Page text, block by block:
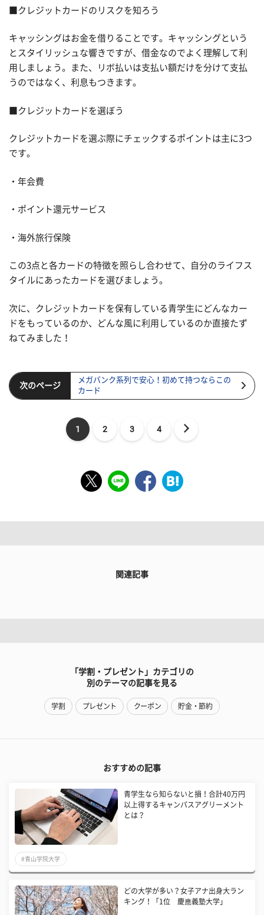
■クレジットカードのリスクを知ろう
キャッシングはお金を借りることです。キャッシングという
とスタイリッシュな響きですが、借金なのでよく理解して利
用しましょう。また、リボ払いは支払い額だけを分けて支払
うのではなく、利息もつきます。
■クレジットカードを選ぼう
クレジットカードを選ぶ際にチェックするポイントは主に3つ
です。
・年会費
・ポイント還元サービス
・海外旅行保険
この3点と各カードの特徴を照らし合わせて、自分のライフス
タイルにあったカードを選びましょう。
次に、クレジットカードを保有している青学生にどんなカー
ドをもっているのか、どんな風に利用しているのか直接たず
ねてみました！
次のページ
メガバンク系列で安心！初めて持つならこの
カード
1 2 3 4
関連記事
「学割・プレゼント」カテゴリの
別のテーマの記事を見る
学割 プレゼント クーポン 貯金・節約
おすすめの記事
青学生なら知らないと損！合計40万円
以上得するキャンパスアグリーメント
とは？
#青山学院大学
どの大学が多い？女子アナ出身大ラン
キング！「1位 慶應義塾大学」